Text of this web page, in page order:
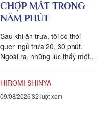
CHỢP MẮT TRONG
NĂM PHÚT
Sau khi ăn trưa, tôi có thói
quen ngủ trưa 20, 30 phút.
Ngoài ra, những lúc thấy mệt
HIROMI SHINYA
09/08/2026 32 lượt xem